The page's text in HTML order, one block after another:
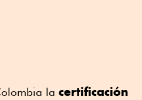
la certificación